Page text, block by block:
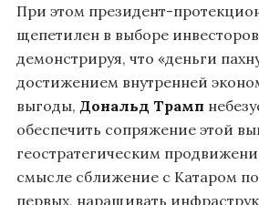
При этом президент-
щепетилен в выборе
демонстрируя, что «деньги
достижением внутренней
выгоды, Дональд Трамп
обеспечить сопряжение этой
геостратегическим
смысле сближение с Катаром
первых, наращивать